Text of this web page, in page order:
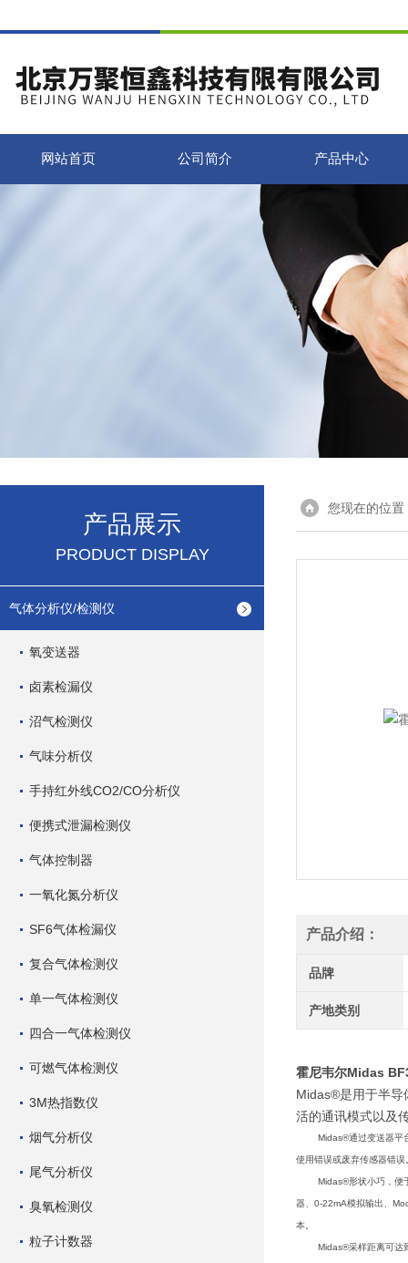
网站首页 公司简介 产品中心
产品展示
PRODUCT DISPLAY
气体分析仪/检测仪
氧变送器
卤素检漏仪
沼气检测仪
气味分析仪
手持红外线CO2/CO分析仪
便携式泄漏检测仪
气体控制器
一氧化氮分析仪
SF6气体检漏仪
复合气体检测仪
单一气体检测仪
四合一气体检测仪
可燃气体检测仪
3M热指数仪
烟气分析仪
尾气分析仪
臭氧检测仪
粒子计数器
您现在的位置
产品介绍：
品牌
产地类别
霍尼韦尔Midas
Midas®是用于半导
活的通讯模式以及
Midas®通过变送器平台
使用错误或废弃传感器错
Midas®形状小巧，便于
器、0-22mA模拟输出、
本。
Midas®采样距离可达到